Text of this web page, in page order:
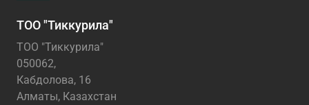
ТОО "Тиккурила"
ТОО "Тиккурила"
050062,
Кабдолова, 16
Алматы, Казахстан